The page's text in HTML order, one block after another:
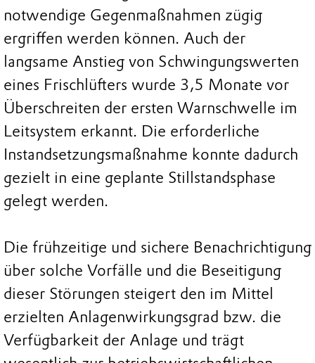
notwendige Gegenmaßnahmen zügig
ergriffen werden können. Auch der
langsame Anstieg von Schwingungswerten
eines Frischlüfters wurde 3,5 Monate vor
Überschreiten der ersten Warnschwelle im
Leitsystem erkannt. Die erforderliche
Instandsetzungsmaßnahme konnte dadurch
gezielt in eine geplante Stillstandsphase
gelegt werden.
Die frühzeitige und sichere Benachrichtigung
über solche Vorfälle und die Beseitigung
dieser Störungen steigert den im Mittel
erzielten Anlagenwirkungsgrad bzw. die
Verfügbarkeit der Anlage und trägt